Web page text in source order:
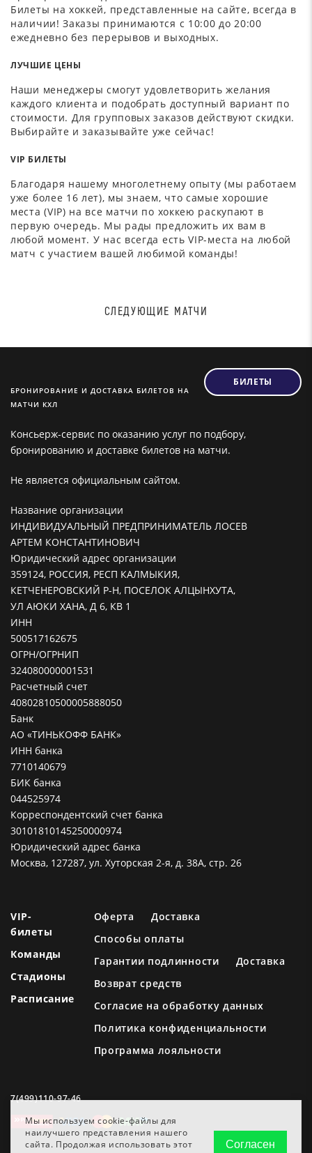
Мы используем cookie-файлы для
наилучшего представления нашего
сайта. Продолжая использовать этот
Согласен
Билеты на хоккей, представленные на сайте, всегда в
наличии! Заказы принимаются с 10:00 до 20:00
ежедневно без перерывов и выходных.
ЛУЧШИЕ ЦЕНЫ
Наши менеджеры смогут удовлетворить желания
каждого клиента и подобрать доступный вариант по
стоимости. Для групповых заказов действуют скидки.
Выбирайте и заказывайте уже сейчас!
VIP БИЛЕТЫ
Благодаря нашему многолетнему опыту (мы работаем
уже более 16 лет), мы знаем, что самые хорошие
места (VIP) на все матчи по хоккею раскупают в
первую очередь. Мы рады предложить их вам в
любой момент. У нас всегда есть VIP-места на любой
матч с участием вашей любимой команды!
СЛЕДУЮЩИЕ МАТЧИ
БРОНИРОВАНИЕ И ДОСТАВКА БИЛЕТОВ НА
МАТЧИ КХЛ
БИЛЕТЫ
Консьерж-сервис по оказанию услуг по подбору,
бронированию и доставке билетов на матчи.
Не является официальным сайтом.
Название организации
ИНДИВИДУАЛЬНЫЙ ПРЕДПРИНИМАТЕЛЬ ЛОСЕВ
АРТЕМ КОНСТАНТИНОВИЧ
Юридический адрес организации
359124, РОССИЯ, РЕСП КАЛМЫКИЯ,
КЕТЧЕНЕРОВСКИЙ Р-Н, ПОСЕЛОК АЛЦЫНХУТА,
УЛ АЮКИ ХАНА, Д 6, КВ 1
ИНН
500517162675
ОГРН/ОГРНИП
324080000001531
Расчетный счет
40802810500005888050
Банк
АО «ТИНЬКОФФ БАНК»
ИНН банка
7710140679
БИК банка
044525974
Корреспондентский счет банка
30101810145250000974
Юридический адрес банка
Москва, 127287, ул. Хуторская 2-я, д. 38А, стр. 26
VIP-
билеты
Команды
Стадионы
Расписание
Оферта
Доставка
Способы оплаты
Гарантии подлинности
Доставка
Возврат средств
Согласие на обработку данных
Политика конфиденциальности
Программа лояльности
7(499)110-97-46